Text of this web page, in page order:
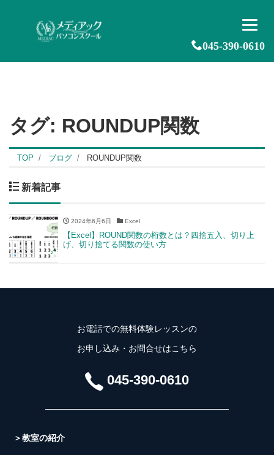
045-390-0610
タグ: ROUNDUP関数
TOP ブログ ROUNDUP関数
新着記事
2024年6月6日 Excel
【Excel】ROUND関数の桁数とは？四捨五入、切り上
げ、切り捨てる関数の使い方
お電話での無料体験レッスンの
お申し込み・お問合せはこちら
045-390-0610
＞教室の紹介